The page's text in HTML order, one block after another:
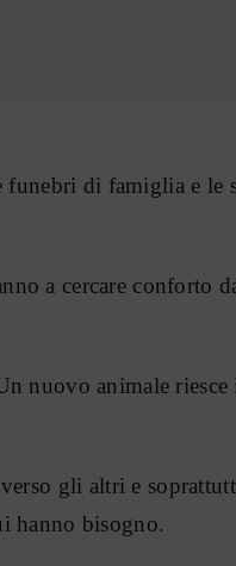
funebri di famiglia e le
a cercare conforto
nuovo animale riesce
gli altri e
hanno bisogno.